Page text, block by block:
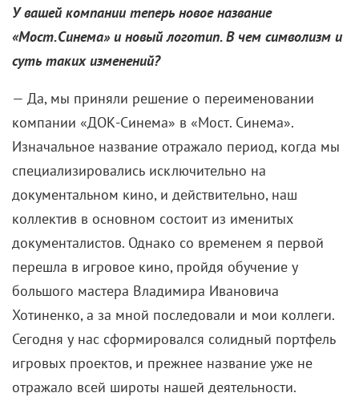
У вашей компании теперь новое название
«Мост.Синема» и новый логотип. В чем символизм и
суть таких изменений?
— Да, мы приняли решение о переименовании
компании «ДОК-Синема» в «Мост. Синема».
Изначальное название отражало период, когда мы
специализировались исключительно на
документальном кино, и действительно, наш
коллектив в основном состоит из именитых
документалистов. Однако со временем я первой
перешла в игровое кино, пройдя обучение у
большого мастера Владимира Ивановича
Хотиненко, а за мной последовали и мои коллеги.
Сегодня у нас сформировался солидный портфель
игровых проектов, и прежнее название уже не
отражало всей широты нашей деятельности.